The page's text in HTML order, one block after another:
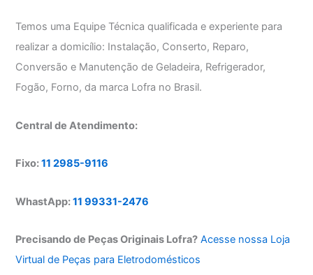
Temos uma Equipe Técnica qualificada e experiente para
realizar a domicílio: Instalação, Conserto, Reparo,
Conversão e Manutenção de Geladeira, Refrigerador,
Fogão, Forno, da marca Lofra no Brasil.
Central de Atendimento:
Fixo:11 2985-9116
WhastApp:11 99331-2476
Precisando de Peças Originais Lofra? Acesse nossa Loja
Virtual de Peças para Eletrodomésticos